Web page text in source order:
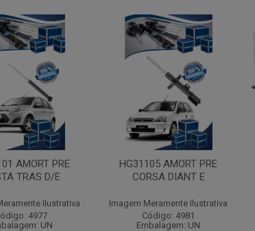
AMORT PRE
TRAS D/E
Ilustrativa
4977
UN
HG31105 AMORT PRE
CORSA DIANT E
Imagem Meramente Ilustrativa
Código: 4981
Embalagem: UN